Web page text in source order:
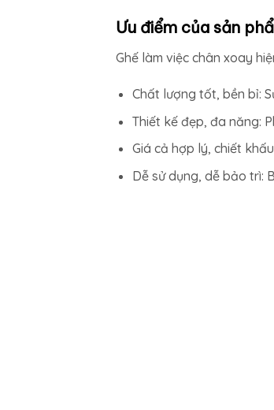
Ưu điểm của sản
Ghế làm việc chân xoay
Chất lượng tốt, bền bỉ:
Thiết kế đẹp, đa năng:
Giá cả hợp lý, chiết
Dễ sử dụng, dễ bảo trì: